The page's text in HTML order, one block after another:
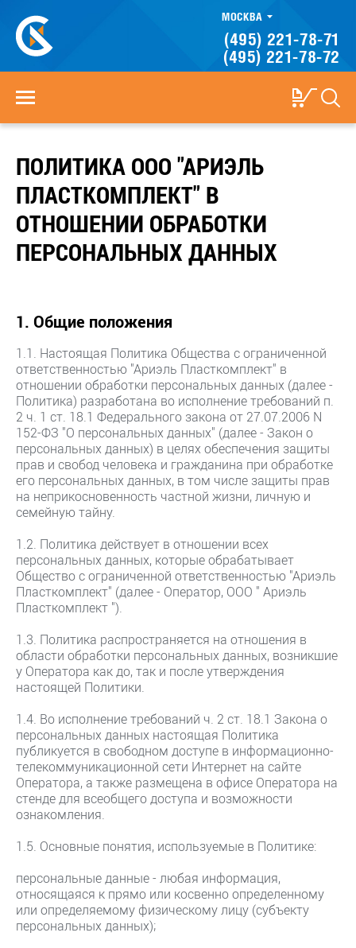
МОСКВА
(495) 221-78-71
(495) 221-78-72
ПОЛИТИКА ООО "АРИЭЛЬ
ПЛАСТКОМПЛЕКТ" В
ОТНОШЕНИИ ОБРАБОТКИ
ПЕРСОНАЛЬНЫХ ДАННЫХ
1. Общие положения
1.1. Настоящая Политика Общества с ограниченной
ответственностью "Ариэль Пласткомплект" в
отношении обработки персональных данных (далее -
Политика) разработана во исполнение требований п.
2 ч. 1 ст. 18.1 Федерального закона от 27.07.2006 N
152-ФЗ "О персональных данных" (далее - Закон о
персональных данных) в целях обеспечения защиты
прав и свобод человека и гражданина при обработке
его персональных данных, в том числе защиты прав
на неприкосновенность частной жизни, личную и
семейную тайну.
1.2. Политика действует в отношении всех
персональных данных, которые обрабатывает
Общество с ограниченной ответственностью "Ариэль
Пласткомплект" (далее - Оператор, ООО " Ариэль
Пласткомплект ").
1.3. Политика распространяется на отношения в
области обработки персональных данных, возникшие
у Оператора как до, так и после утверждения
настоящей Политики.
1.4. Во исполнение требований ч. 2 ст. 18.1 Закона о
персональных данных настоящая Политика
публикуется в свободном доступе в информационно-
телекоммуникационной сети Интернет на сайте
Оператора, а также размещена в офисе Оператора на
стенде для всеобщего доступа и возможности
ознакомления.
1.5. Основные понятия, используемые в Политике:
персональные данные - любая информация,
относящаяся к прямо или косвенно определенному
или определяемому физическому лицу (субъекту
персональных данных);